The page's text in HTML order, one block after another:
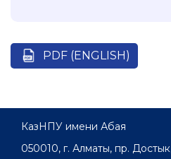
PDF (ENGLISH)
КазНПУ имени Абая
050010, г. Алматы, пр.